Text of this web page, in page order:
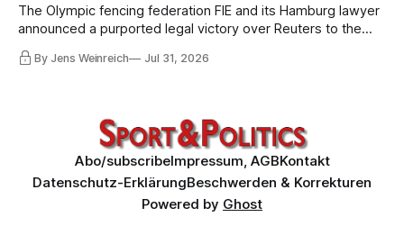
The Olympic fencing federation FIE and its Hamburg lawyer
announced a purported legal victory over Reuters to the
that propaganda. Very little of what the federation and its
By Jens Weinreich Jul 31, 2026
Abo/subscribeImpressum, AGBKontakt
Datenschutz-ErklärungBeschwerden & Korrekturen
Powered by Ghost